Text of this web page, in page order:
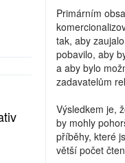
Primárním
tak, aby
pobavilo, aby
a aby bylo
zadavatelům
Výsledkem je,
by mohly
příběhy, které
větší počet